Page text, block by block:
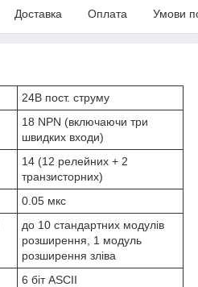
Доставка Оплата Умови
24В пост. струму
18 NPN (включаючи три
швидких входи)
14 (12 релейних + 2
транзисторних)
0.05 мкс
до 10 стандартних модулів
розширення, 1 модуль
розширення зліва
6 біт ASCII